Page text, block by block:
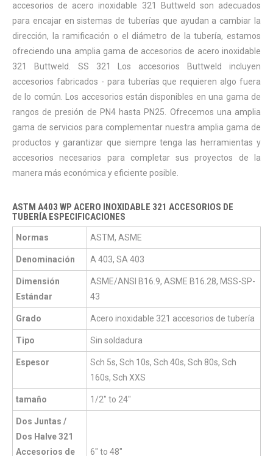
accesorios de acero inoxidable 321 Buttweld son adecuados
para encajar en sistemas de tuberías que ayudan a cambiar la
dirección, la ramificación o el diámetro de la tubería, estamos
ofreciendo una amplia gama de accesorios de acero inoxidable
321 Buttweld. SS 321 Los accesorios Buttweld incluyen
accesorios fabricados - para tuberías que requieren algo fuera
de lo común. Los accesorios están disponibles en una gama de
rangos de presión de PN4 hasta PN25. Ofrecemos una amplia
gama de servicios para complementar nuestra amplia gama de
productos y garantizar que siempre tenga las herramientas y
accesorios necesarios para completar sus proyectos de la
manera más económica y eficiente posible.
ASTM A403 WP ACERO INOXIDABLE 321 ACCESORIOS DE
TUBERÍA ESPECIFICACIONES
Normas ASTM, ASME
Denominación A 403, SA 403
Dimensión
Estándar
ASME/ANSI B16.9, ASME B16.28, MSS-SP-
43
Grado Acero inoxidable 321 accesorios de tubería
Tipo Sin soldadura
Espesor
Sch 5s, Sch 10s, Sch 40s, Sch 80s, Sch
160s, Sch XXS
tamaño 1/2" to 24"
Dos Juntas /
Dos Halve 321
Accesorios de
6" to 48"